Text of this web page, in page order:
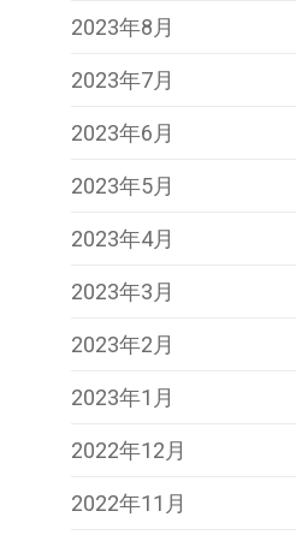
2023年8月
2023年7月
2023年6月
2023年5月
2023年4月
2023年3月
2023年2月
2023年1月
2022年12月
2022年11月